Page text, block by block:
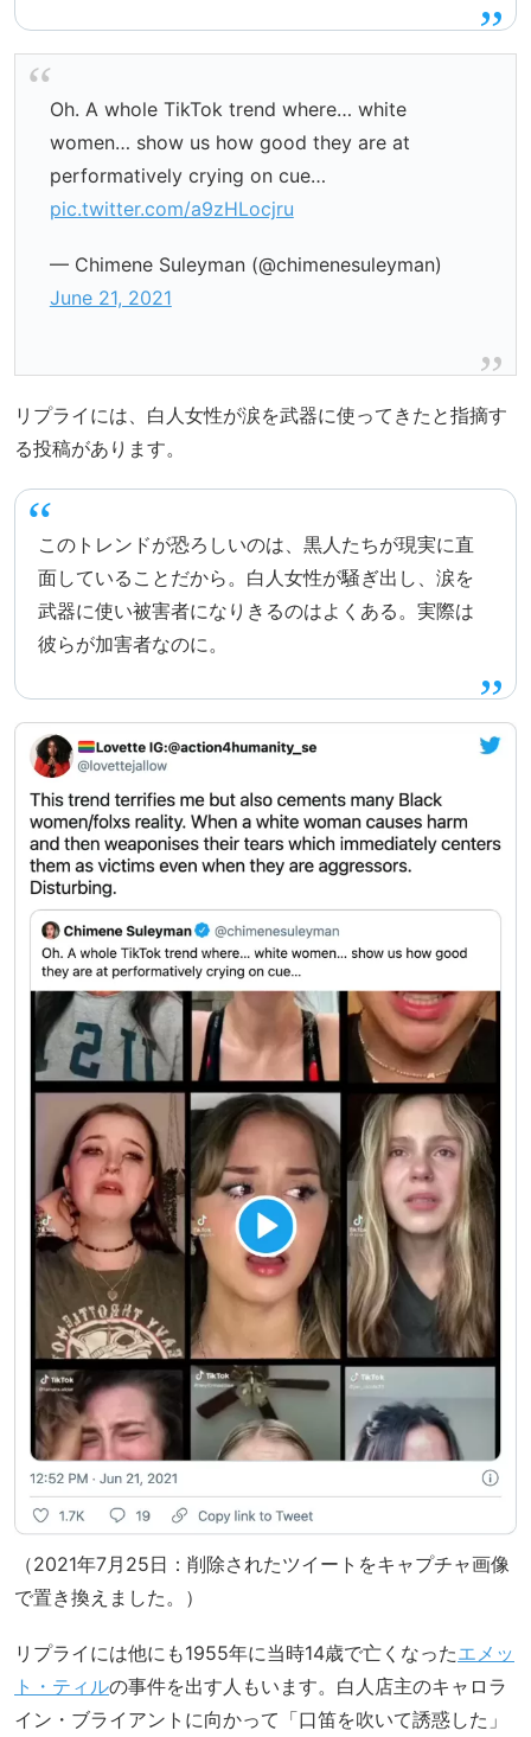
Oh. A whole TikTok trend where… white
women… show us how good they are at
performatively crying on cue…
pic.twitter.com/a9zHLocjru
— Chimene Suleyman (@chimenesuleyman)
June 21, 2021
リプライには、白人女性が涙を武器に使ってきたと指摘す
る投稿があります。
このトレンドが恐ろしいのは、黒人たちが現実に直
面していることだから。白人女性が騒ぎ出し、涙を
武器に使い被害者になりきるのはよくある。実際は
彼らが加害者なのに。
（2021年7月25日：削除されたツイートをキャプチャ画像
で置き換えました。）
リプライには他にも1955年に当時14歳で亡くなったエメッ
ト・ティルの事件を出す人もいます。白人店主のキャロラ
イン・ブライアントに向かって「口笛を吹いて誘惑した」